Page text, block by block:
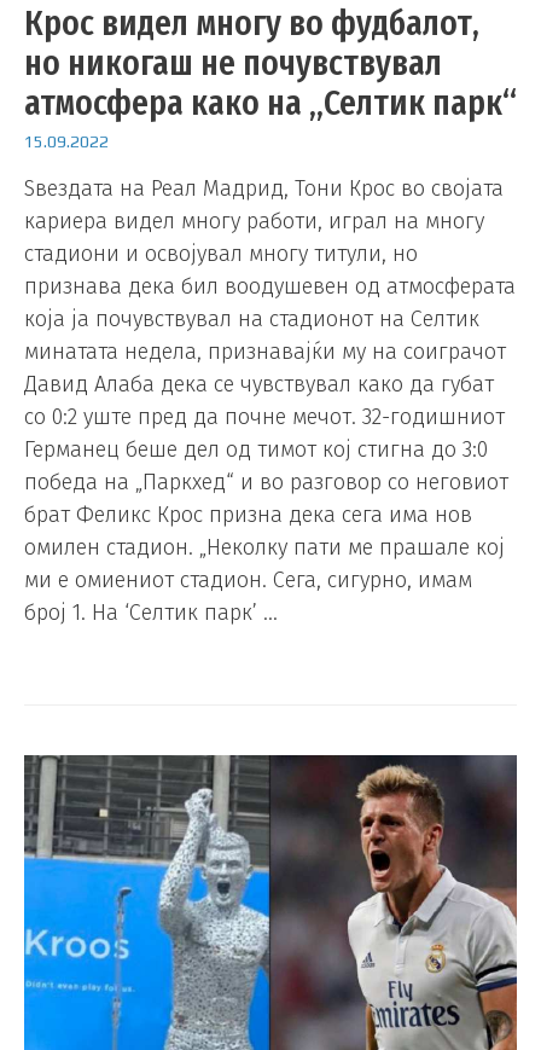
Крос видел многу во фудбалот,
но никогаш не почувствувал
атмосфера како на „Селтик парк“
15.09.2022
Ѕвездата на Реал Мадрид, Тони Крос во својата
кариера видел многу работи, играл на многу
стадиони и освојувал многу титули, но
признава дека бил воодушевен од атмосферата
која ја почувствувал на стадионот на Селтик
минатата недела, признавајќи му на соиграчот
Давид Алаба дека се чувствувал како да губат
со 0:2 уште пред да почне мечот. 32-годишниот
Германец беше дел од тимот кој стигна до 3:0
победа на „Паркхед“ и во разговор со неговиот
брат Феликс Крос призна дека сега има нов
омилен стадион. „Неколку пати ме прашале кој
ми е омиениот стадион. Сега, сигурно, имам
број 1. На ‘Селтик парк’ …